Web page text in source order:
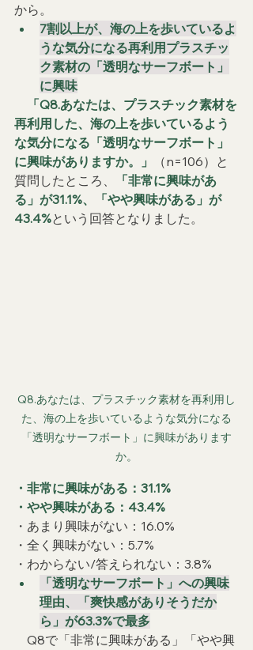
から。
7割以上が、海の上を歩いているよ
うな気分になる再利用プラスチッ
ク素材の「透明なサーフボート」
に興味
「Q8.あなたは、プラスチック素材を
再利用した、海の上を歩いているよう
な気分になる「透明なサーフボート」
に興味がありますか。」
（n=106）と
質問したところ、
「非常に興味があ
る」が31.1%、「やや興味がある」が
43.4%という回答となりました。
Q8.あなたは、プラスチック素材を再利用し
た、海の上を歩いているような気分になる
「透明なサーフボート」に興味があります
か。
・非常に興味がある：31.1%
・やや興味がある：43.4%
・あまり興味がない：16.0%
・全く興味がない：5.7%
・わからない/答えられない：3.8%
「透明なサーフボート」への興味
理由、「爽快感がありそうだか
ら」が63.3%で最多
Q8で「非常に興味がある」「やや興